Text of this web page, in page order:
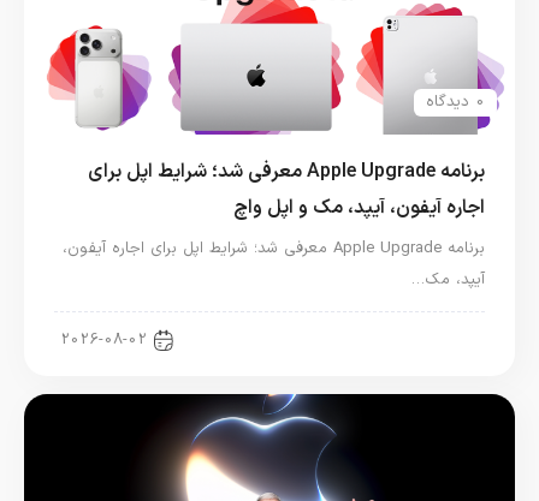
0 دیدگاه
برنامه Apple Upgrade معرفی شد؛ شرایط اپل برای
اجاره آیفون، آیپد، مک و اپل واچ
برنامه Apple Upgrade معرفی شد؛ شرایط اپل برای اجاره آیفون،
آیپد، مک…
2026-08-02